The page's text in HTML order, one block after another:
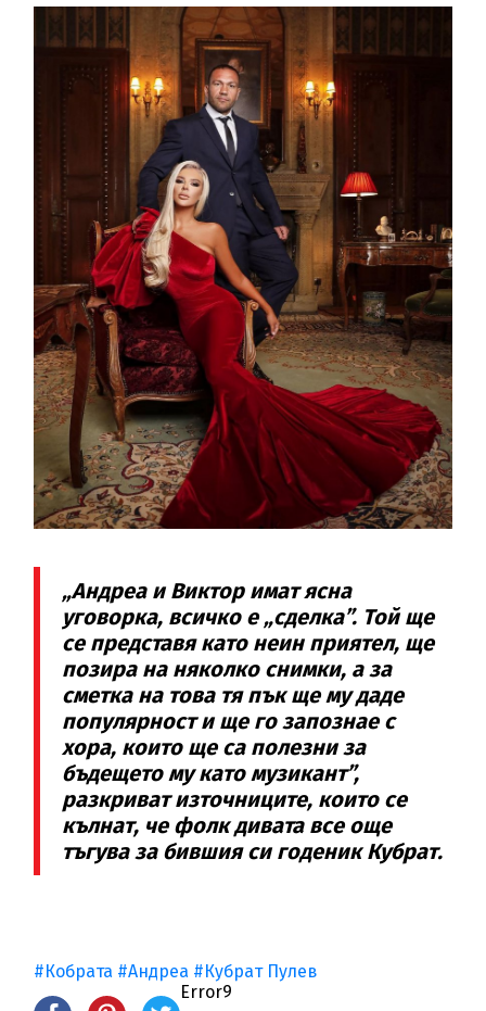
„Андреа и Виктор имат ясна
уговорка, всичко е „сделка”. Той ще
се представя като неин приятел, ще
позира на няколко снимки, а за
сметка на това тя пък ще му даде
популярност и ще го запознае с
хора, които ще са полезни за
бъдещето му като музикант”,
разкриват източниците, които се
кълнат, че фолк дивата все още
тъгува за бившия си годеник Кубрат.
#Кобрата #Андреа #Кубрат Пулев
Error9